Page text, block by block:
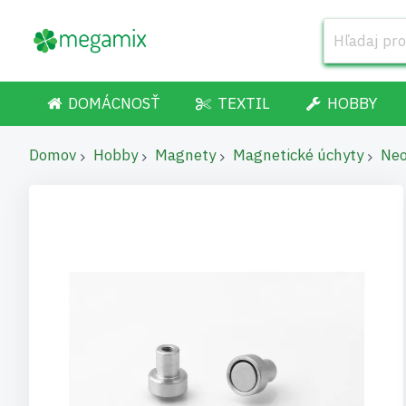
DOMÁCNOSŤ TEXTIL HOBBY
Domov Hobby Magnety Magnetické úchyty